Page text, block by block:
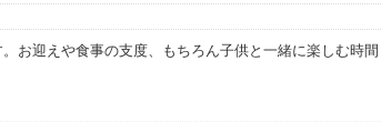
お迎えや食事の支度、もちろん子供と一緒に楽しむ時